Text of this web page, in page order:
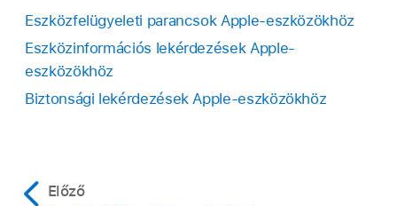
Eszközfelügyeleti parancsok Apple-eszközökhöz
Eszközinformációs lekérdezések Apple-
eszközökhöz
Biztonsági lekérdezések Apple-eszközökhöz
Előző